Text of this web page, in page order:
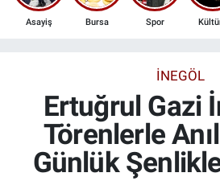
Asayiş Bursa Spor
İNEGÖL
Ertuğrul Gazi
Törenlerle
Günlük
Ekonomi
Güncel
Son Dakika Haberleri
Haber Arşivi